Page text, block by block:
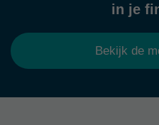
in je
Bekijk de